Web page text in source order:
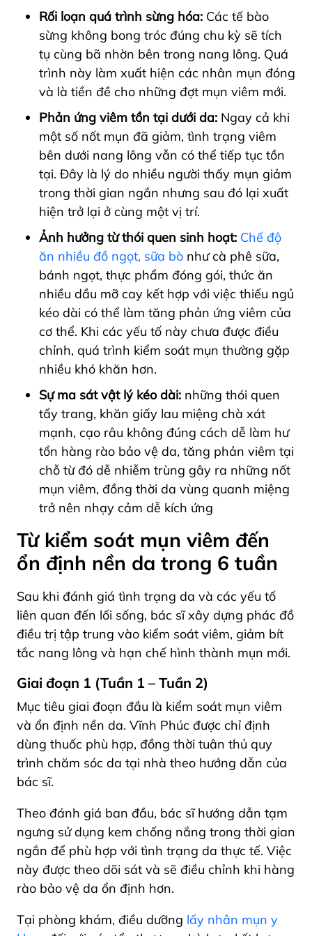
Rối loạn quá trình sừng hóa: Các tế bào
sừng không bong tróc đúng chu kỳ sẽ tích
tụ cùng bã nhờn bên trong nang lông. Quá
trình này làm xuất hiện các nhân mụn đóng
và là tiền đề cho những đợt mụn viêm mới.
Phản ứng viêm tồn tại dưới da: Ngay cả khi
một số nốt mụn đã giảm, tình trạng viêm
bên dưới nang lông vẫn có thể tiếp tục tồn
tại. Đây là lý do nhiều người thấy mụn giảm
trong thời gian ngắn nhưng sau đó lại xuất
hiện trở lại ở cùng một vị trí.
Ảnh hưởng từ thói quen sinh hoạt: Chế độ
ăn nhiều đồ ngọt, sữa bò như cà phê sữa,
bánh ngọt, thực phẩm đóng gói, thức ăn
nhiều dầu mỡ cay kết hợp với việc thiếu ngủ
kéo dài có thể làm tăng phản ứng viêm của
cơ thể. Khi các yếu tố này chưa được điều
chỉnh, quá trình kiểm soát mụn thường gặp
nhiều khó khăn hơn.
Sự ma sát vật lý kéo dài: những thói quen
tẩy trang, khăn giấy lau miệng chà xát
mạnh, cạo râu không đúng cách dễ làm hư
tổn hàng rào bảo vệ da, tăng phản viêm tại
chỗ từ đó dễ nhiễm trùng gây ra những nốt
mụn viêm, đồng thời da vùng quanh miệng
trở nên nhạy cảm dễ kích ứng
Từ kiểm soát mụn viêm đến
ổn định nền da trong 6 tuần
Sau khi đánh giá tình trạng da và các yếu tố
liên quan đến lối sống, bác sĩ xây dựng phác đồ
điều trị tập trung vào kiểm soát viêm, giảm bít
tắc nang lông và hạn chế hình thành mụn mới.
Giai đoạn 1 (Tuần 1 – Tuần 2)
Mục tiêu giai đoạn đầu là kiểm soát mụn viêm
và ổn định nền da. Vĩnh Phúc được chỉ định
dùng thuốc phù hợp, đồng thời tuân thủ quy
trình chăm sóc da tại nhà theo hướng dẫn của
bác sĩ.
Theo đánh giá ban đầu, bác sĩ hướng dẫn tạm
ngưng sử dụng kem chống nắng trong thời gian
ngắn để phù hợp với tình trạng da thực tế. Việc
này được theo dõi sát và sẽ điều chỉnh khi hàng
rào bảo vệ da ổn định hơn.
Tại phòng khám, điều dưỡng lấy nhân mụn y